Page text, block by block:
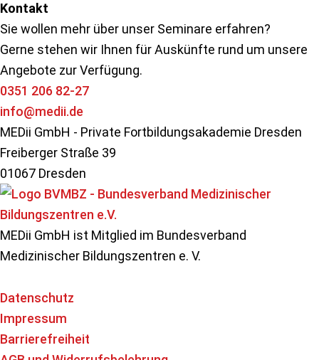
Kontakt
Sie wollen mehr über unser Seminare erfahren?
Gerne stehen wir Ihnen für Auskünfte rund um unsere
Angebote zur Verfügung.
0351 206 82-27
info@medii.de
MEDii GmbH - Private Fortbildungsakademie Dresden
Freiberger Straße 39
01067 Dresden
MEDii GmbH ist Mitglied im Bundesverband
Medizinischer Bildungszentren e. V.
Datenschutz
Impressum
Barrierefreiheit